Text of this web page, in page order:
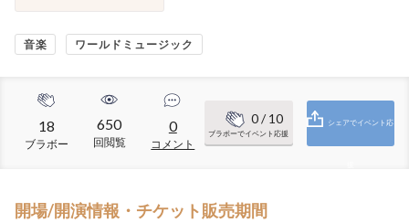
音楽 ワールドミュージック
18
ブラボー
650
回閲覧
0
コメント
0/ 10
ブラボーでイベント応援
シェアでイベント応
開場/開演情報・チケット販売期間